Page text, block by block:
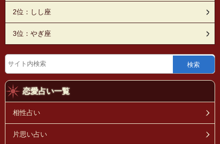
2位：しし座
3位：やぎ座
検索
恋愛占い一覧
相性占い
片思い占い